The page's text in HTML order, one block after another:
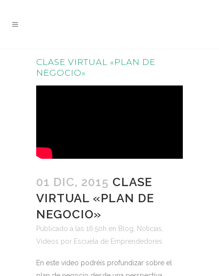
CLASE VIRTUAL «PLAN DE
NEGOCIO»
01 DIC, 2015 CLASE
VIRTUAL «PLAN DE
NEGOCIO»
Publicado a las 16:50h en Blog Noticias
Videos por Escuela de Emprendedores
En este vídeo podréis profundizar sobre el